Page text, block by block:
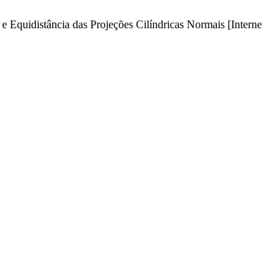
Equidistância das Projeções Cilíndricas Normais